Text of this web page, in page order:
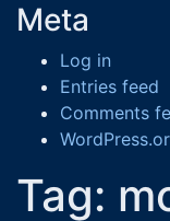
Meta
Log in
Entries feed
Comments
Tag: